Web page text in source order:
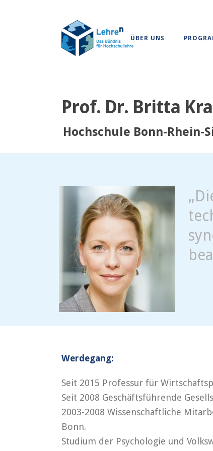
ÜBER UNS
Prof. Dr. Britta
Hochschule Bonn-
Werdegang:
Seit 2015 Professur für
Seit 2008 Geschäftsführende
2003-2008 Wissenschaftliche
Bonn.
Studium der Psychologie und